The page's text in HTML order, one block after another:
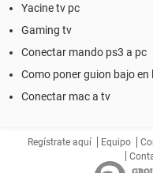
Yacine tv pc
Gaming tv
Conectar mando ps3 a pc
Como poner guion bajo en
Conectar mac a tv
Regístrate aquí Equipo